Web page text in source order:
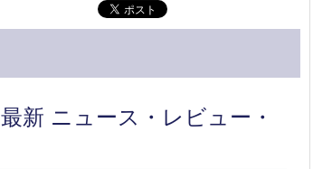
新 ニュース・レビュー・